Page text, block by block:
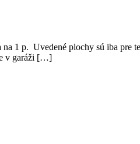
1 p. Uvedené plochy sú iba pre
v garáži […]